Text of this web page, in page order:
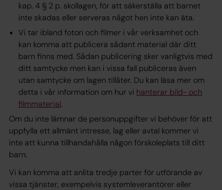
kap. 4 § 2 p. skollagen, för att säkerställa att barnet
inte skadas eller serveras något hen inte kan äta.
Vi tar ibland foton och filmer i vår verksamhet och
kan komma att publicera sådant material där ditt
barn finns med. Sådan publicering sker vanligtvis med
ditt samtycke men kan i vissa fall publiceras även
utan samtycke om lagen tillåter. Du kan läsa mer om
detta i vår information om hur vi hanterar bild- och
filmmaterial.
Om du inte lämnar de personuppgifter vi behöver för att
uppfylla ett allmänt intresse, lag eller avtal kommer vi
inte att kunna tillhandahålla någon förskoleplats till ditt
barn.
Vi kan komma att anlita tredje parter för utförande av
vissa tjänster, exempelvis systemleverantörer eller